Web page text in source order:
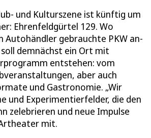
und Kulturszene ist künftig um
Ehrenfeldgürtel 129. Wo
Autohändler gebrauchte PKW an-
demnächst ein Ort mit
entstehen: vom
aber auch
und Gastronomie. „Wir
und Experimentierfelder, die den
zelebrieren und neue Impulse
mit.